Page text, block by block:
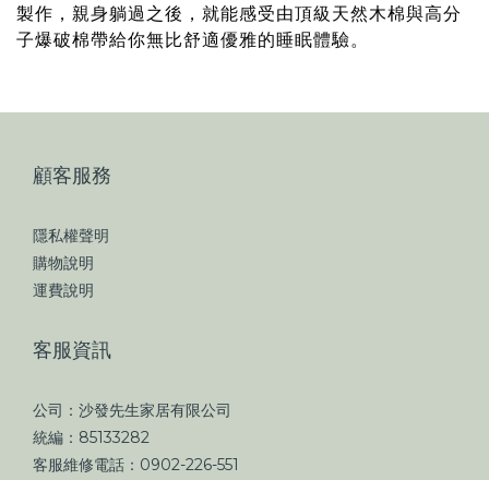
製作，親身躺過之後，就能感受由頂級天然木棉與高分
子爆破棉帶給你無比舒適優雅的睡眠體驗。
顧客服務
隱私權聲明
購物說明
運費說明
客服資訊
公司：沙發先生家居有限公司
統編：85133282
客服維修電話：0902-226-551